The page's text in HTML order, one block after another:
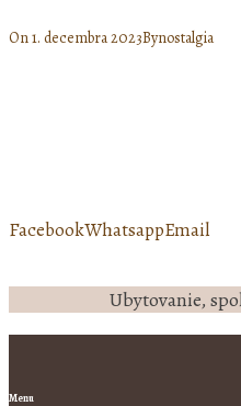
On1. decembra 2023Bynostalgia
FacebookWhatsappEmail
Ubytovanie,
Menu